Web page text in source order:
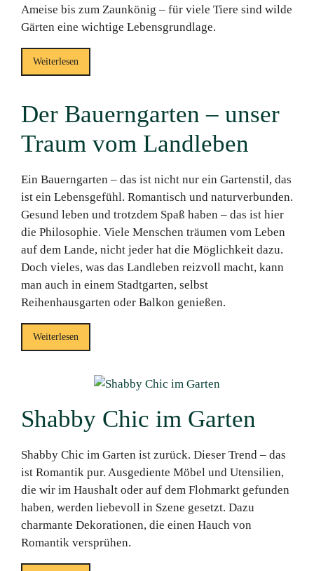
Ameise bis zum Zaunkönig – für viele Tiere sind wilde
Gärten eine wichtige Lebensgrundlage.
Weiterlesen
Der Bauerngarten – unser
Traum vom Landleben
Ein Bauerngarten – das ist nicht nur ein Gartenstil, das
ist ein Lebensgefühl. Romantisch und naturverbunden.
Gesund leben und trotzdem Spaß haben – das ist hier
die Philosophie. Viele Menschen träumen vom Leben
auf dem Lande, nicht jeder hat die Möglichkeit dazu.
Doch vieles, was das Landleben reizvoll macht, kann
man auch in einem Stadtgarten, selbst
Reihenhausgarten oder Balkon genießen.
Weiterlesen
Shabby Chic im Garten
Shabby Chic im Garten ist zurück. Dieser Trend – das
ist Romantik pur. Ausgediente Möbel und Utensilien,
die wir im Haushalt oder auf dem Flohmarkt gefunden
haben, werden liebevoll in Szene gesetzt. Dazu
charmante Dekorationen, die einen Hauch von
Romantik versprühen.